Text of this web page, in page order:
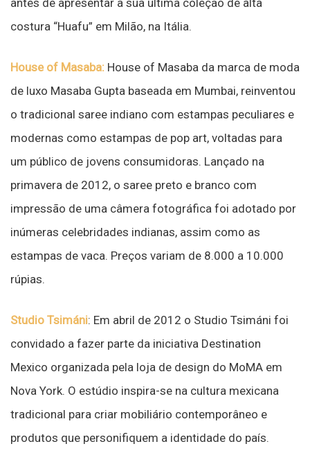
antes de apresentar a sua última coleção de alta
costura “Huafu” em Milão, na Itália.
House of Masaba: House of Masaba da marca de moda
de luxo Masaba Gupta baseada em Mumbai, reinventou
o tradicional saree indiano com estampas peculiares e
modernas como estampas de pop art, voltadas para
um público de jovens consumidoras. Lançado na
primavera de 2012, o saree preto e branco com
impressão de uma câmera fotográfica foi adotado por
inúmeras celebridades indianas, assim como as
estampas de vaca. Preços variam de 8.000 a 10.000
rúpias.
Studio Tsimáni: Em abril de 2012 o Studio Tsimáni foi
convidado a fazer parte da iniciativa Destination
Mexico organizada pela loja de design do MoMA em
Nova York. O estúdio inspira-se na cultura mexicana
tradicional para criar mobiliário contemporâneo e
produtos que personifiquem a identidade do país.